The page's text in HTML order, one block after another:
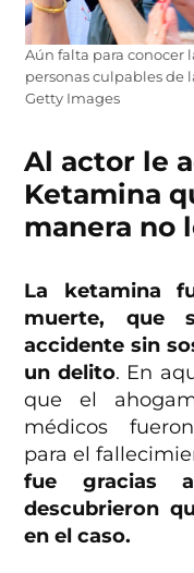
Aún falta para conocer
personas culpables de
Getty Images
Al actor le
Ketamina
manera no
La ketamina
muerte, que
accidente sin
un delito. En
que el
médicos
para el
fue gracias
descubrieron
en el caso.